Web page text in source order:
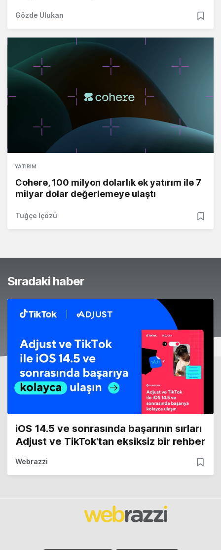
Gözde Ulukan
YATIRIM
Cohere, 100 milyon dolarlık ek yatırım ile 7
milyar dolar değerlemeye ulaştı
Tuğçe İçözü
Sıradaki haber
iOS 14.5 ve sonrasında başarının sırları
Adjust ve TikTok'tan eksiksiz bir rehber
Webrazzi